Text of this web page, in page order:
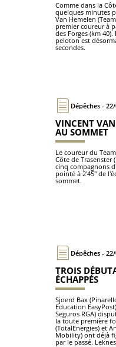
Comme dans la
quelques minutes
Van Hemelen
premier coureur à
des Forges (km
peloton est
secondes.
Dépêches -
VINCENT
AU SOMMET
Le coureur du
Côte de Trasenster
cinq compagnons
pointé à 2'45" de
sommet.
Dépêches -
TROIS
ÉCHAPPÉS
Sjoerd Bax
Education
Seguros RGA)
la toute première
(TotalEnergies) et
Mobility) ont déjà
par le passé.